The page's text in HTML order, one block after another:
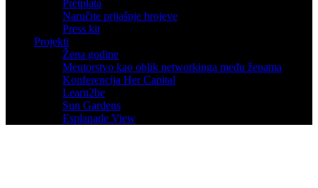
Pretplata
Naručite prijašnje brojeve
Press kit
Projekti
Žena godine
Mentorstvo kao oblik networkinga među ženama
Konferencija Her Capital
Learn2be
Sun Gardens
Esplanade View